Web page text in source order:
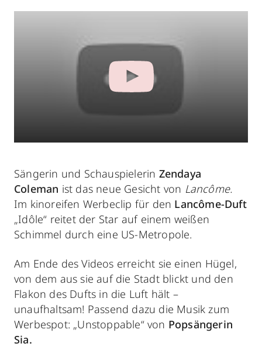
Sängerin und Schauspielerin Zendaya
Coleman ist das neue Gesicht von Lancôme.
Im kinoreifen Werbeclip für den Lancôme-Duft
„Idôle“ reitet der Star auf einem weißen
Schimmel durch eine US-Metropole.
Am Ende des Videos erreicht sie einen Hügel,
von dem aus sie auf die Stadt blickt und den
Flakon des Dufts in die Luft hält –
unaufhaltsam! Passend dazu die Musik zum
Werbespot: „Unstoppable“ von Popsängerin
Sia.